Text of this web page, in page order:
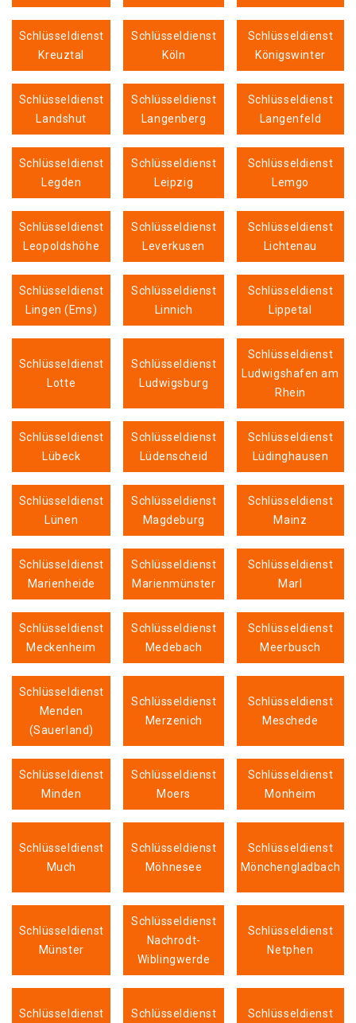
Schlüsseldienst
Kreuztal
Schlüsseldienst
Köln
Schlüsseldienst
Königswinter
Schlüsseldienst
Landshut
Schlüsseldienst
Langenberg
Schlüsseldienst
Langenfeld
Schlüsseldienst
Legden
Schlüsseldienst
Leipzig
Schlüsseldienst
Lemgo
Schlüsseldienst
Leopoldshöhe
Schlüsseldienst
Leverkusen
Schlüsseldienst
Lichtenau
Schlüsseldienst
Lingen (Ems)
Schlüsseldienst
Linnich
Schlüsseldienst
Lippetal
Schlüsseldienst
Lotte
Schlüsseldienst
Ludwigsburg
Schlüsseldienst
Ludwigshafen am
Rhein
Schlüsseldienst
Lübeck
Schlüsseldienst
Lüdenscheid
Schlüsseldienst
Lüdinghausen
Schlüsseldienst
Lünen
Schlüsseldienst
Magdeburg
Schlüsseldienst
Mainz
Schlüsseldienst
Marienheide
Schlüsseldienst
Marienmünster
Schlüsseldienst
Marl
Schlüsseldienst
Meckenheim
Schlüsseldienst
Medebach
Schlüsseldienst
Meerbusch
Schlüsseldienst
Menden
(Sauerland)
Schlüsseldienst
Merzenich
Schlüsseldienst
Meschede
Schlüsseldienst
Minden
Schlüsseldienst
Moers
Schlüsseldienst
Monheim
Schlüsseldienst
Much
Schlüsseldienst
Möhnesee
Schlüsseldienst
Mönchengladbach
Schlüsseldienst
Münster
Schlüsseldienst
Nachrodt-
Wiblingwerde
Schlüsseldienst
Netphen
Schlüsseldienst
Schlüsseldienst
Schlüsseldienst